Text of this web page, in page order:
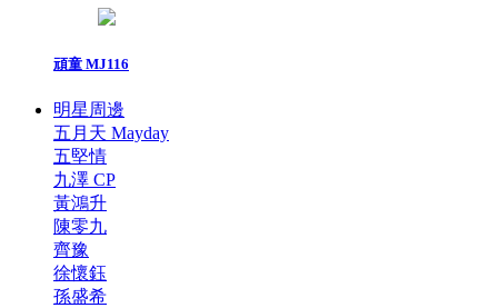
頑童 MJ116
明星周邊
五月天 Mayday
五堅情
九澤 CP
黃鴻升
陳零九
齊豫
徐懷鈺
孫盛希